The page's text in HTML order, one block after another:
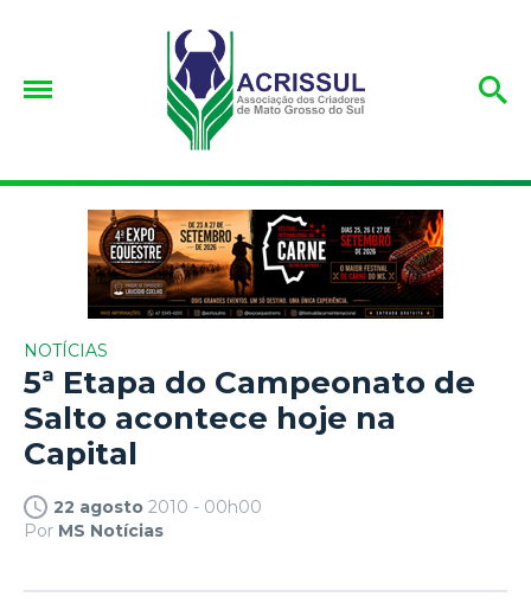
NOTÍCIAS
5ª Etapa do Campeonato de
Salto acontece hoje na
Capital
22 agosto 2010 - 00h00
Por MS Notícias